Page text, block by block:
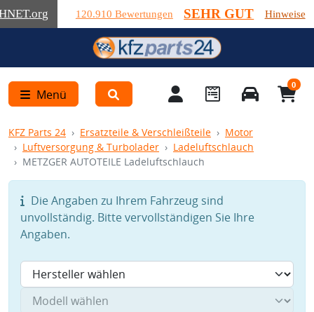
.org 120.910 Bewertungen SEHR GUT Hinweise
Menü
0
KFZ Parts 24 Ersatzteile & Verschleißteile
Motor
Luftversorgung & Turbolader
Ladeluftschlauch
METZGER AUTOTEILE Ladeluftschlauch
Die Angaben zu Ihrem Fahrzeug sind
unvollständig. Bitte vervollständigen Sie Ihre
Angaben.